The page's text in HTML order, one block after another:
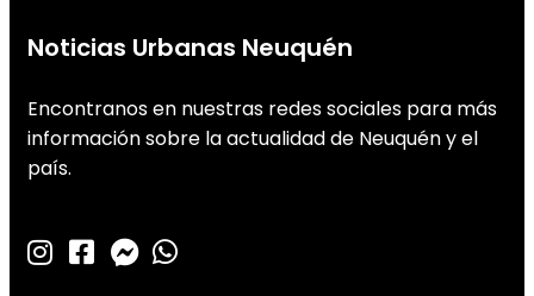
Noticias Urbanas Neuquén
Encontranos en nuestras redes sociales para más
información sobre la actualidad de Neuquén y el
país.